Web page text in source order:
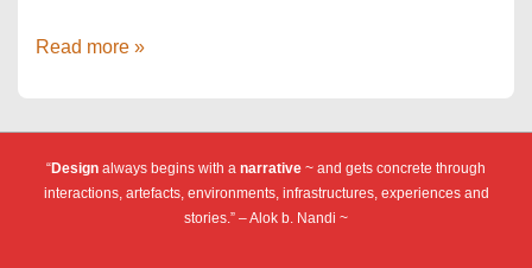
2èmes
numérique
Read more »
“Design always begins with a narrative ~ and gets concrete through
interactions, artefacts, environments, infrastructures, experiences and
stories.” – Alok b. Nandi ~